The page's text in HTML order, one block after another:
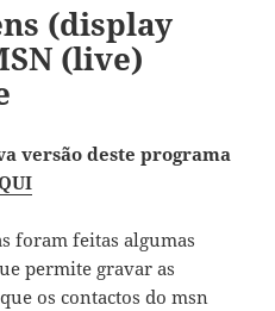
(display
(live)
versão deste programa
foram feitas algumas
permite gravar as
os contactos do msn